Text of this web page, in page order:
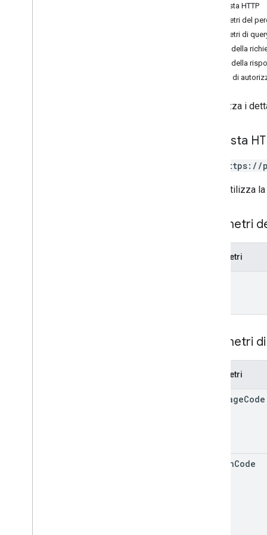
Richiesta HTTP
Parametri del
Parametri di
Corpo della
Corpo della
Ambiti di
Visualizza i
Richiesta
GET
L'URL utilizza
Parametri
Parametri
Parametri
Parametri
languageCode
regionCode